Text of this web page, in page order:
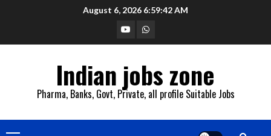
August 6, 2026 6:59:42 AM
YouTubeWhatsapp
Indian jobs zone
Pharma, Banks, Govt, Private, all profile Suitable Jobs